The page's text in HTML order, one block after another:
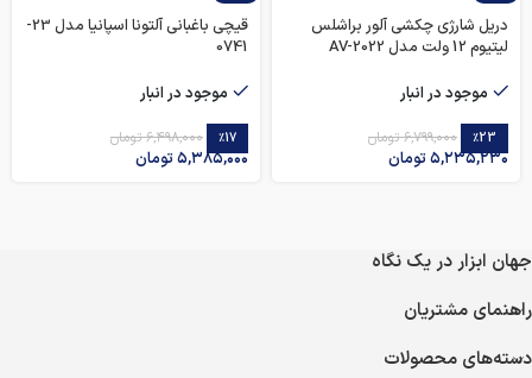
دریل شارژی چکشی آلور براشلس
لیتیوم 12 ولت مدل AV-2022
موجود در انبار
٪23 ۶,۷۹۹,۰۰۰ تومان
۵,۲۳۵,۲۳۰تومان
قیچی باغبانی آلتونا اسپانیا مدل 23-
0741
موجود در انبار
٪17 ۶,۴۹۸,۰۰۰ تومان
۵,۳۸۵,۰۰۰تومان
جهان ابزار در یک نگاه
راهنمای مشتریان
دسته‌های محصولات